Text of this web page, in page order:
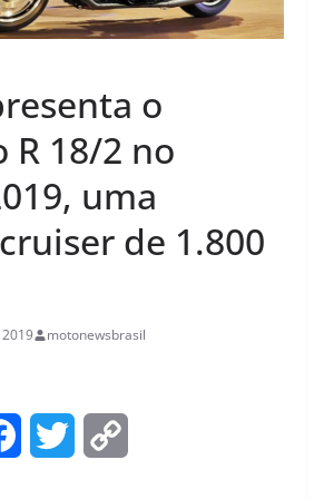
o
R 18/2 no
uma
de 1.800
motonewsbrasil